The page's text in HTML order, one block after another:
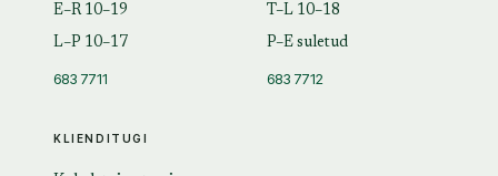
KLIENDITUGI
E–R 10–19
L–P 10–17
683 7711
T–L 10–18
P–E suletud
683 7712